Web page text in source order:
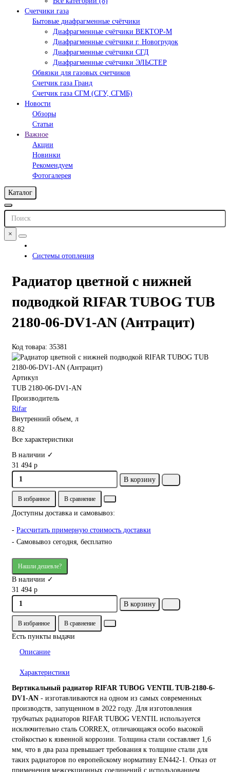
Счетчики газа
Бытовые диафрагменные счётчики
Диафрагменные счётчики ВЕКТОР-М
Диафрагменные счётчики г. Новогрудок
Диафрагменные счётчики СГД
Диафрагменные счётчики ЭЛЬСТЕР
Обвязки для газовых счетчиков
Счетчик газа Гранд
Счетчик газа СГМ (СГУ, СГМБ)
Новости
Обзоры
Статьи
Важное
Акции
Новинки
Рекомендуем
Фотогалерея
Каталог
×
Системы отопления
Радиатор цветной с нижней
подводкой RIFAR TUBOG TUB
2180-06-DV1-AN (Антрацит)
Код товара: 35381
Артикул
TUB 2180-06-DV1-AN
Производитель
Rifar
Внутренний объем, л
8.82
Все характеристики
В наличии ✓
31 494 р
В корзину
В избранное В сравнение
Доступны доставка и самовывоз:
- Рассчитать примерную стоимость доставки
- Самовывоз сегодня, бесплатно
Нашли дешевле?
В наличии ✓
31 494 р
В корзину
В избранное В сравнение
Есть пункты выдачи
Описание
Характеристики
Вертикальный радиатор RIFAR TUBOG VENTIL TUB-2180-6-
DV1-AN - изготавливаются на одном из самых современных
производств, запущенном в 2022 году. Для изготовления
трубчатых радиаторов RIFAR TUBOG VENTIL используется
исключительно сталь CORREX, отличающаяся особо высокой
стойкостью к язвенной коррозии. Толщина стали составляет 1,6
мм, что в два раза превышает требования к толщине стали для
таких радиаторов по европейскому нормативу EN442-1. Отказ от
применения межсекционных соединений с использованием